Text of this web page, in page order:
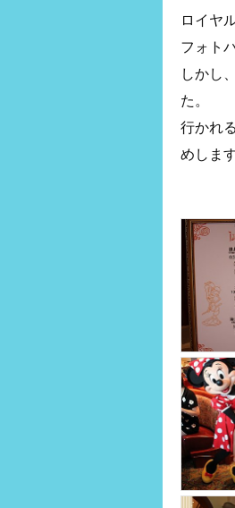
ロイヤ
フォト
しかし
た。
行かれ
めします